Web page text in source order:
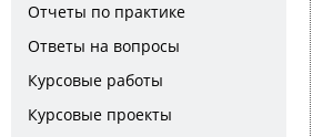
Отчеты по практике
Ответы на вопросы
Курсовые работы
Курсовые проекты